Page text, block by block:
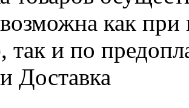
как
так и по
Доставка